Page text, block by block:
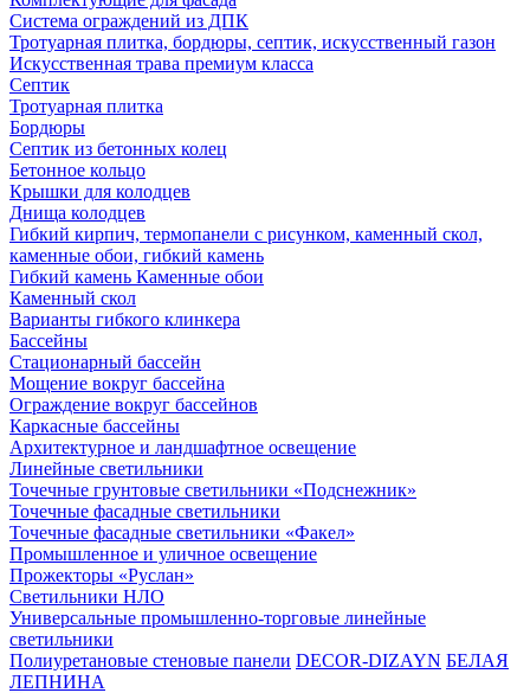
Система ограждений из ДПК
Тротуарная плитка, бордюры, септик, искусственный газон
Искусственная трава премиум класса
Септик
Тротуарная плитка
Бордюры
Септик из бетонных колец
Бетонное кольцо
Крышки для колодцев
Днища колодцев
Гибкий кирпич, термопанели с рисунком, каменный скол,
каменные обои, гибкий камень
Гибкий камень Каменные обои
Каменный скол
Варианты гибкого клинкера
Бассейны
Стационарный бассейн
Мощение вокруг бассейна
Ограждение вокруг бассейнов
Каркасные бассейны
Архитектурное и ландшафтное освещение
Линейные светильники
Точечные грунтовые светильники «Подснежник»
Точечные фасадные светильники
Точечные фасадные светильники «Факел»
Промышленное и уличное освещение
Прожекторы «Руслан»
Светильники НЛО
Универсальные промышленно-торговые линейные
светильники
Полиуретановые стеновые панели DECOR-DIZAYN БЕЛАЯ
ЛЕПНИНА